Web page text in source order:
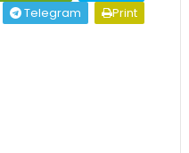
Telegram
Print